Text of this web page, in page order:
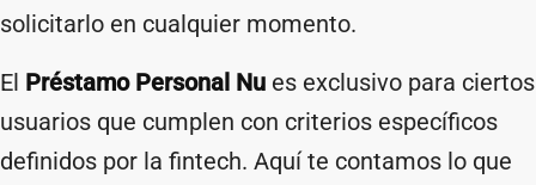
solicitarlo en cualquier momento.
El Préstamo Personal Nu es exclusivo para ciertos
usuarios que cumplen con criterios específicos
definidos por la fintech. Aquí te contamos lo que